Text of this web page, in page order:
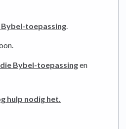
toepassing
Bybel-toepassingen
hulp nodig het.